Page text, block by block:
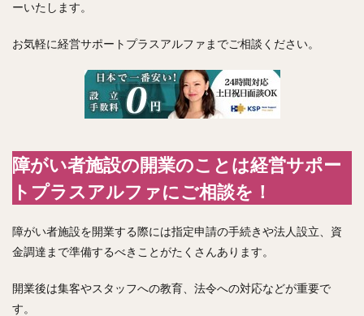
ーいたします。
お気軽に経営サポートプラスアルファまでご相談ください。
障がい者施設の開業のことは経営サポー
トプラスアルファにご相談を！
障がい者施設を開業する際には指定申請の手続きや法人設立、資
金調達まで準備するべきことがたくさんあります。
開業後は集客やスタッフへの教育、法令への対応などが重要で
す。